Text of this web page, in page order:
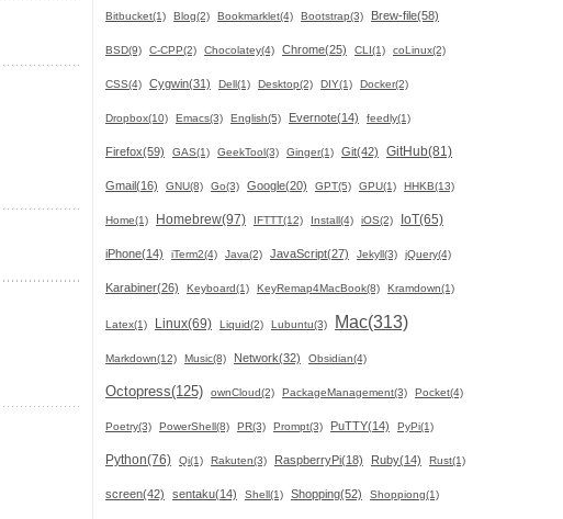
Bitbucket(1) Blog(2) Bookmarklet(4) Bootstrap(3) Brew-file(58)
BSD(9) C-CPP(2) Chocolatey(4) Chrome(25) CLI(1) coLinux(2)
CSS(4) Cygwin(31) Dell(1) Desktop(2) DIY(1) Docker(2)
Dropbox(10) Emacs(3) English(5) Evernote(14) feedly(1)
Firefox(59) GAS(1) GeekTool(3) Ginger(1) Git(42) GitHub(81)
Gmail(16) GNU(8) Go(3) Google(20) GPT(5) GPU(1) HHKB(13)
Home(1) Homebrew(97) IFTTT(12) Install(4) iOS(2) IoT(65)
iPhone(14) iTerm2(4) Java(2) JavaScript(27) Jekyll(3) jQuery(4)
Karabiner(26) Keyboard(1) KeyRemap4MacBook(8) Kramdown(1)
Latex(1) Linux(69) Liquid(2) Lubuntu(3) Mac(313)
Markdown(12) Music(8) Network(32) Obsidian(4)
Octopress(125) ownCloud(2) PackageManagement(3) Pocket(4)
Poetry(3) PowerShell(8) PR(3) Prompt(3) PuTTY(14) PyPi(1)
Python(76) Qi(1) Rakuten(3) RaspberryPi(18) Ruby(14) Rust(1)
screen(42) sentaku(14) Shell(1) Shopping(52) Shoppiong(1)